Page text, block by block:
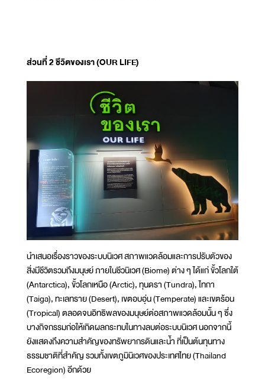
ส่วนที่ 2 ชีวิตของเรา (OUR LIFE)
นำเสนอเรื่องราวของระบบนิเวศ สภาพแวดล้อมและการปรับตัวของ
สิ่งมีชีวิตรวมถึงมนุษย์ ภายในชีวนิเวศ (Biome) ต่าง ๆ ได้แก่ ขั้วโลกใต้
(Antarctica), ขั้วโลกเหนือ (Arctic), ทุนดรา (Tundra), ไทกา
(Taiga), ทะเลทราย (Desert), เขตอบอุ่น (Temperate) และเขตร้อน
(Tropical) ตลอดจนอิทธิพลของมนุษย์ต่อสภาพแวดล้อมนั้น ๆ ซึ่ง
บางกิจกรรมก่อให้เกิดผลกระทบในทางลบต่อระบบนิเวศ นอกจากนี้
ยังแสดงถึงความสำคัญของทรัพยากรดินและน้ำ ที่เป็นต้นทุนทาง
ธรรมชาติที่สำคัญ รวมทั้งเขตภูมินิเวศของประเทศไทย (Thailand
Ecoregion) อีกด้วย